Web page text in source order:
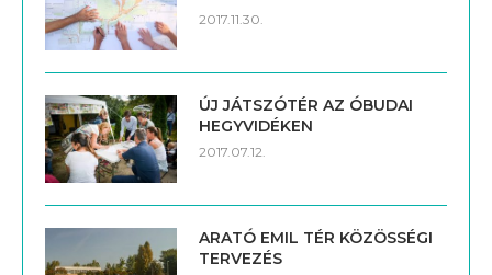
2017.11.30.
ÚJ JÁTSZÓTÉR AZ ÓBUDAI
HEGYVIDÉKEN
2017.07.12.
ARATÓ EMIL TÉR KÖZÖSSÉGI
TERVEZÉS